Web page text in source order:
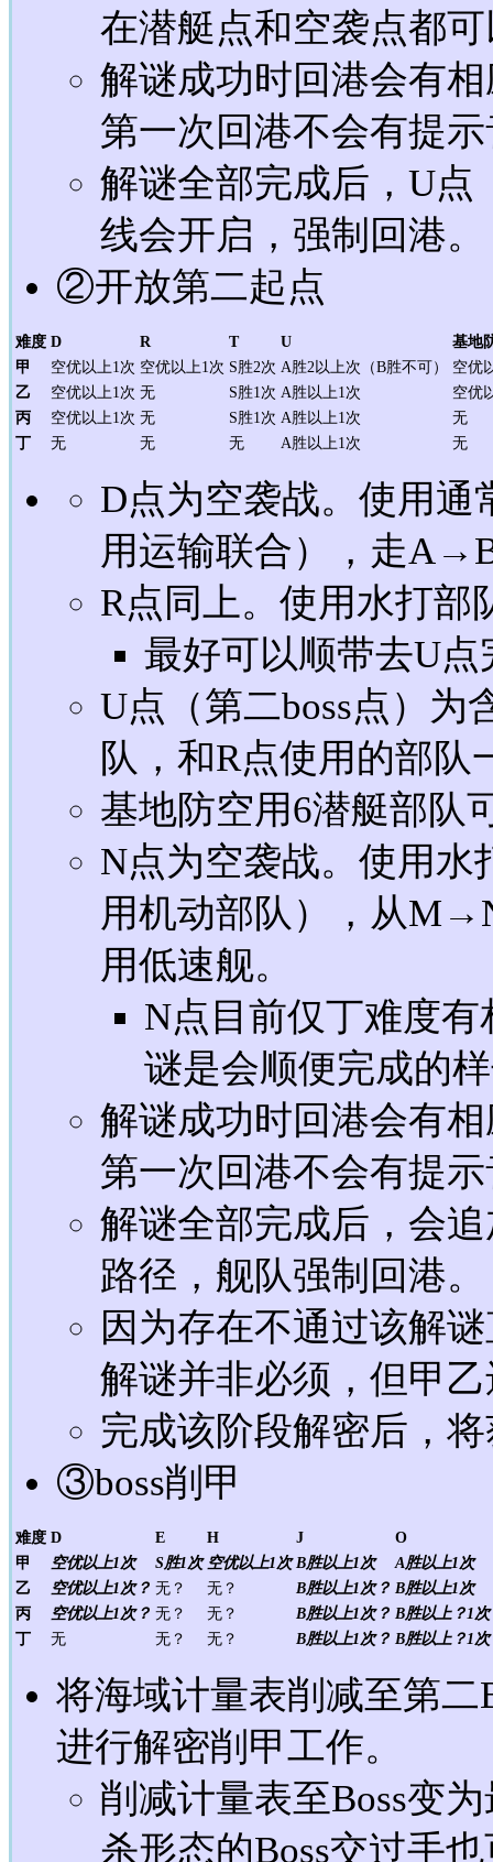
在潜艇点和空袭点都
解谜成功时回港会有
第一次回港不会有提
解谜全部完成后，U点
线会开启，强制回港。
②开放第二起点
难度 D R T U
基地
甲
空优以上1次 空优以上1次 S胜2次 A胜2以上次（B胜不可）
空优
乙
空优以上1次 无 S胜1次 A胜以上1次
空优
丙
空优以上1次 无 S胜1次 A胜以上1次
无
丁
无 无 无 A胜以上1次 无
D点为空袭战。使用通
用运输联合），走
R点同上。使用水打部
最好可以顺带去U
U点（第二boss点）为
队，和R点使用的部队
基地防空用6潜艇部队
N点为空袭战。使用水
用机动部队），从
用低速舰。
N点目前仅丁难度
谜是会顺便完成的
解谜成功时回港会有
第一次回港不会有提
解谜全部完成后，会
路径，舰队强制回港。
因为存在不通过该解
解谜并非必须，但甲
完成该阶段解密后，
③boss削甲
难度 D E H J
O
甲
空优以上1次 S胜1次 空优以上1次 B胜以上1次
A胜以上1次
乙
空优以上1次？ 无？ 无？ B胜以上1次？ B胜以上1次
丙
空优以上1次？ 无？ 无？ B胜以上1次？ B胜以上？1次
丁
无 无？ 无？ B胜以上1次？ B胜以上？1次
将海域计量表削减至第
进行解密削甲工作。
削减计量表至Boss变
杀形态的Boss交过手